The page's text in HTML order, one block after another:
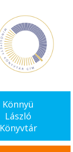
Könnyü
László
Könyvtár